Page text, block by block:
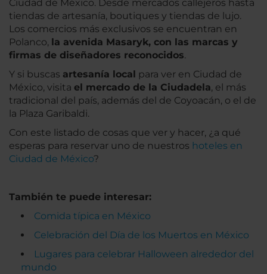
Ciudad de México. Desde mercados callejeros hasta
tiendas de artesanía, boutiques y tiendas de lujo.
Los comercios más exclusivos se encuentran en
Polanco, la avenida Masaryk, con las marcas y
firmas de diseñadores reconocidos.
Y si buscas artesanía local para ver en Ciudad de
México, visita el mercado de la Ciudadela, el más
tradicional del país, además del de Coyoacán, o el de
la Plaza Garibaldi.
Con este listado de cosas que ver y hacer, ¿a qué
esperas para reservar uno de nuestros hoteles en
Ciudad de México?
También te puede interesar:
Comida típica en México
Celebración del Día de los Muertos en México
Lugares para celebrar Halloween alrededor del
mundo